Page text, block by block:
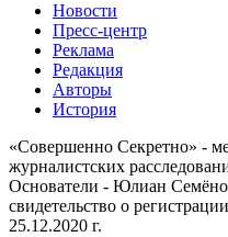
Новости
Пресс-центр
Реклама
Редакция
Авторы
История
«Совершенно Секретно» -
журналистских
Основатели - Юлиан
свидетельство о
25.12.2020 г.